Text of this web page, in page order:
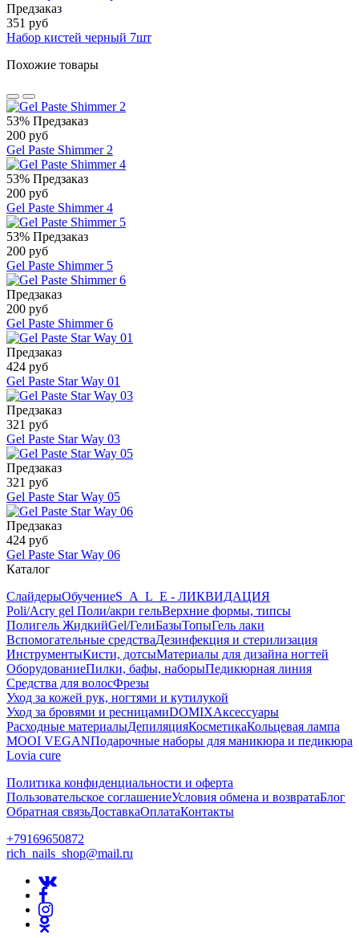
Предзаказ
351 руб
Набор кистей черный 7шт
Похожие товары
53% Предзаказ
200 руб
Gel Paste Shimmer 2
53% Предзаказ
200 руб
Gel Paste Shimmer 4
53% Предзаказ
200 руб
Gel Paste Shimmer 5
Предзаказ
200 руб
Gel Paste Shimmer 6
Предзаказ
424 руб
Gel Paste Star Way 01
Предзаказ
321 руб
Gel Paste Star Way 03
Предзаказ
321 руб
Gel Paste Star Way 05
Предзаказ
424 руб
Gel Paste Star Way 06
Каталог
СлайдерыОбучениеS_A_L_E - ЛИКВИДАЦИЯ
Poli/Acry gel Поли/акри гельВерхние формы, типсы
Полигель ЖидкийGel/ГелиБазыТопыГель лаки
Вспомогательные средстваДезинфекция и стерилизация
ИнструментыКисти, дотсыМатериалы для дизайна ногтей
ОборудованиеПилки, бафы, наборыПедикюрная линия
Средства для волосФрезы
Уход за кожей рук, ногтями и кутилукой
Уход за бровями и ресницамиDOMIXАксессуары
Расходные материалыДепиляцияКосметикаКольцевая лампа
MOOI VEGANПодарочные наборы для маникюра и педикюра
Lovia cure
Политика конфиденциальности и оферта
Пользовательское соглашениеУсловия обмена и возвратаБлог
Обратная связьДоставкаОплатаКонтакты
+79169650872
rich_nails_shop@mail.ru